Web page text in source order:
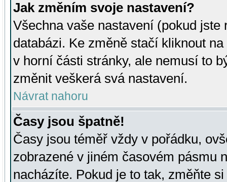
Jak změním svoje nastavení?
Všechna vaše nastavení (pokud
databázi. Ke změně stačí kliknout
v horní části stránky, ale nemusí to
změnit veškerá svá nastavení.
Návrat nahoru
Časy jsou špatně!
Časy jsou téměř vždy v pořádku,
zobrazené v jiném časovém pásmu
nacházíte. Pokud je to tak, změňte